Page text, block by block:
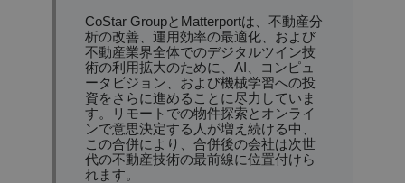
CoStar GroupとMatterportは、不動産分
析の改善、運用効率の最適化、および
不動産業界全体でのデジタルツイン技
術の利用拡大のために、AI、コンピュ
ータビジョン、および機械学習への投
資をさらに進めることに尽力していま
す。リモートでの物件探索とオンライ
ンで意思決定する人が増え続ける中、
この合併により、合併後の会社は次世
代の不動産技術の最前線に位置付けら
れます。